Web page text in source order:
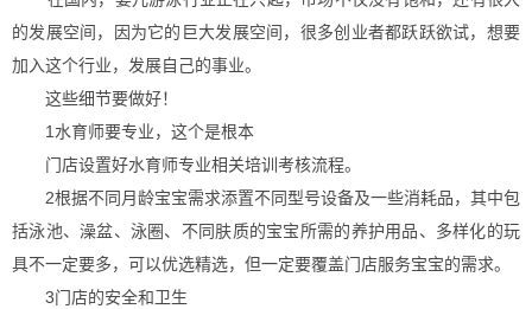
的发展空间，因为它的巨大发展空间，很多创业者都跃跃欲试，想要
加入这个行业，发展自己的事业。
这些细节要做好！
1水育师要专业，这个是根本
门店设置好水育师专业相关培训考核流程。
2根据不同月龄宝宝需求添置不同型号设备及一些消耗品，其中包
括泳池、澡盆、泳圈、不同肤质的宝宝所需的养护用品、多样化的玩
具不一定要多，可以优选精选，但一定要覆盖门店服务宝宝的需求。
3门店的安全和卫生